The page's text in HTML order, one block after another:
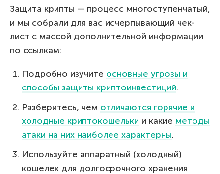
Защита крипты — процесс многоступенчатый,
и мы собрали для вас исчерпывающий чек-
лист с массой дополнительной информации
по ссылкам:
Подробно изучите основные угрозы и
способы защиты криптоинвестиций.
Разберитесь, чем отличаются горячие и
холодные криптокошельки и какие методы
атаки на них наиболее характерны.
Используйте аппаратный (холодный)
кошелек для долгосрочного хранения